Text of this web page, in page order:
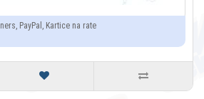
PayPal, Kartice na rate